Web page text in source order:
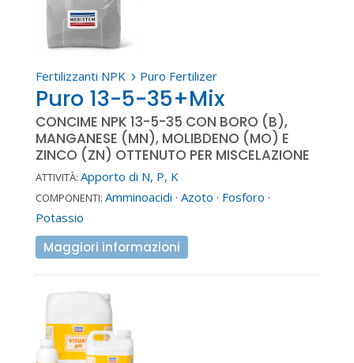
Fertilizzanti NPK5 Puro Fertilizer
Puro 13-5-35+Mix
CONCIME NPK 13-5-35 CON BORO (B),
MANGANESE (MN), MOLIBDENO (MO) E
ZINCO (ZN) OTTENUTO PER MISCELAZIONE
ATTIVITÀ: Apporto di N, P, K
COMPONENTI: Amminoacidi · Azoto · Fosforo ·
Potassio
Maggiori informazioni